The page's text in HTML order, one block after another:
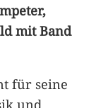
mit Band
für seine
und